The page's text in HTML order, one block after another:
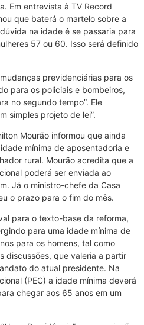
Em entrevista à TV Record
que baterá o martelo sobre a
na idade é se passaria para
57 ou 60. Isso será definido
previdenciárias para os
para os policiais e bombeiros,
no segundo tempo”. Ele
simples projeto de lei”.
Mourão informou que ainda
mínima de aposentadoria e
rural. Mourão acredita que a
poderá ser enviada ao
Já o ministro-chefe da Casa
o prazo para o fim do mês.
para o texto-base da reforma,
para uma idade mínima de
para os homens, tal como
discussões, que valeria a partir
do atual presidente. Na
(PEC) a idade mínima deverá
chegar aos 65 anos em um